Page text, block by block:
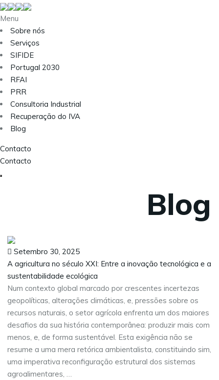
Menu
Sobre nós
Serviços
SIFIDE
Portugal 2030
RFAI
PRR
Consultoria Industrial
Recuperação do IVA
Blog
Contacto
Contacto
Blog
Setembro 30, 2025
A agricultura no século XXI: Entre a inovação tecnológica e a
sustentabilidade ecológica
Num contexto global marcado por crescentes incertezas
geopolíticas, alterações climáticas, e, pressões sobre os
recursos naturais, o setor agrícola enfrenta um dos maiores
desafios da sua história contemporânea: produzir mais com
menos, e, de forma sustentável. Esta exigência não se
resume a uma mera retórica ambientalista, constituindo sim,
uma imperativa reconfiguração estrutural dos sistemas
agroalimentares, …